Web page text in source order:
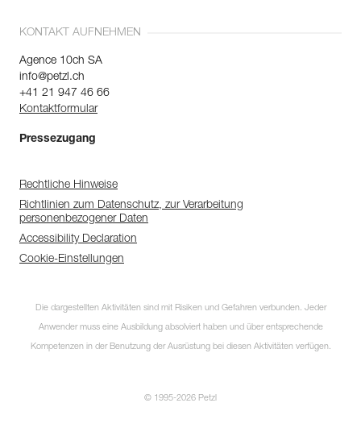
KONTAKT AUFNEHMEN
Agence 10ch SA
info@petzl.ch
+41 21 947 46 66
Kontaktformular
Pressezugang
Rechtliche Hinweise
Richtlinien zum Datenschutz, zur Verarbeitung
personenbezogener Daten
Accessibility Declaration
Cookie-Einstellungen
Die dargestellten Aktivitäten sind mit Risiken und Gefahren verbunden. Jeder
Anwender muss eine Ausbildung absolviert haben und über entsprechende
Kompetenzen in der Benutzung der Ausrüstung bei diesen Aktivitäten verfügen.
© 1995-2026 Petzl